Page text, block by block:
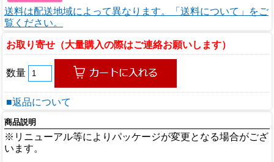
送料は配送地域によって異なります。「送料について」をご
覧ください。
お取り寄せ（大量購入の際はご連絡お願いします）
数量
■返品について
商品説明
※リニューアル等によりパッケージが変更となる場合がござ
います。